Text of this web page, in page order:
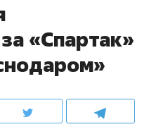
«Спартак»